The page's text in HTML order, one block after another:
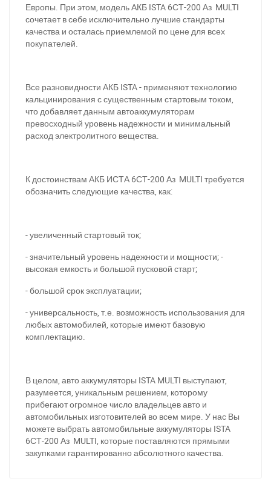
Европы. При этом, модель АКБ ISTA 6СТ-200 Аз MULTI
сочетает в себе исключительно лучшие стандарты
качества и осталась приемлемой по цене для всех
покупателей.
Все разновидности АКБ ISTA - применяют технологию
кальцинирования с существенным стартовым током,
что добавляет данным автоаккумуляторам
превосходный уровень надежности и минимальный
расход электролитного вещества.
К достоинствам АКБ ИСТА 6СТ-200 Аз MULTI требуется
обозначить следующие качества, как:
- увеличенный стартовый ток;
- значительный уровень надежности и мощности; -
высокая емкость и большой пусковой старт;
- большой срок эксплуатации;
- универсальность, т.е. возможность использования для
любых автомобилей, которые имеют базовую
комплектацию.
В целом, авто аккумуляторы ISTA MULTI выступают,
разумеется, уникальным решением, которому
прибегают огромное число владельцев авто и
автомобильных изготовителей во всем мире. У нас Вы
можете выбрать автомобильные аккумуляторы ISTA
6СТ-200 Аз MULTI, которые поставляются прямыми
закупками гарантированно абсолютного качества.
При отсутствии связи - пишите, звоните в Viber /
Telegram (093) 600-51-11